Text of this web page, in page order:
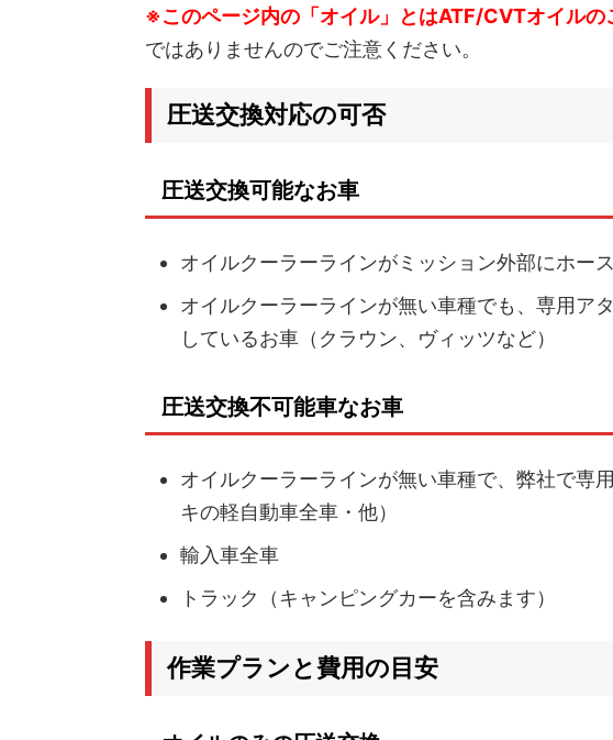
※このページ内の「オイル」とはATF/CVTオイルの
ではありませんのでご注意ください。
圧送交換対応の可否
圧送交換可能なお車
オイルクーラーラインがミッション外部にホー
オイルクーラーラインが無い車種でも、専用ア
しているお車（クラウン、ヴィッツなど）
圧送交換不可能車なお車
オイルクーラーラインが無い車種で、弊社で専
キの軽自動車全車・他）
輸入車全車
トラック（キャンピングカーを含みます）
作業プランと費用の目安